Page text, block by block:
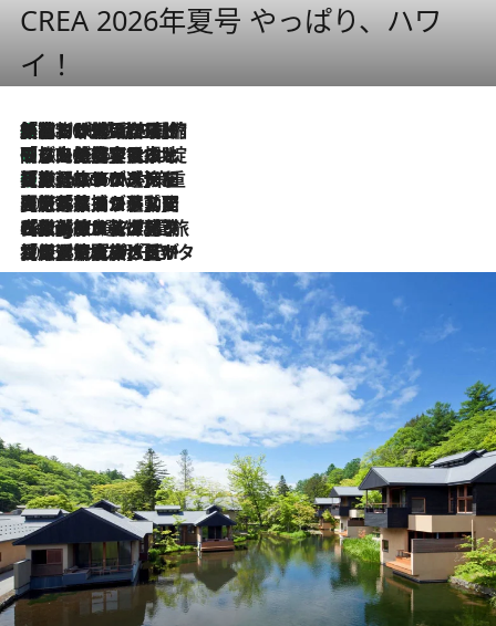
CREA 2026年夏号 やっぱり、ハワ
イ！
2026.8.6
「荷物が増えるほど旅ストレスは増す」美容ジャーナリストがたどり着いた最終結論。“化粧品を劇的に減らす”感動の凝縮美容とは
2026.8.6
「旅先には金髪ウィッグを持参」日本と同じメイクでは損してる!? 美容ジャーナリストが提案する“掟破りの旅美容”とは
2026.8.6
【厳選旅コスメ】「身軽さ＆UV対策重視！」ヘアアーティストshucoが選んだ夏旅ベストコスメを発表【Mサイズジップ】
2026.8.5
【厳選旅コスメ】国内をあちこち移動する河井菜摘が選んだ夏旅ベストコスメ発表！「リラックスアイテムはマスト」【Mサイズジップ】
2026.8.4
【厳選旅コスメ】「紫外線＆乾燥対策しながらメイク感も！」ヘア＆メイクGeorgeが選んだ夏旅ベストコスメを発表！【Mサイズジップ】
2026.8.3
【厳選旅コスメ】「保湿もタイパ重視！」“サウナ好き”タレント清水みさとが愛用する夏旅ベストコスメを発表！【Mサイズジップ】